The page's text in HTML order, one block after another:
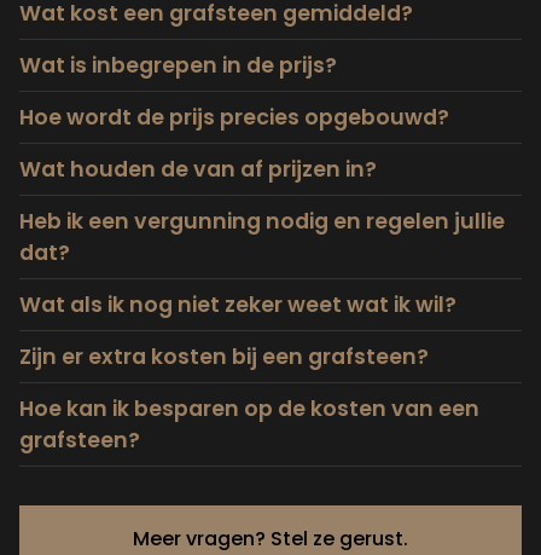
Anoniem
jullie ontvangen zijn en geholpen hebben
in het maken van de keuzes.
Anoniem
blij met dit mooie gedenkteken.
Anoniem
Wat kost een grafsteen gemiddeld?
Wat is inbegrepen in de prijs?
Hoe wordt de prijs precies opgebouwd?
Wat houden de van af prijzen in?
Heb ik een vergunning nodig en regelen jullie
dat?
Wat als ik nog niet zeker weet wat ik wil?
Zijn er extra kosten bij een grafsteen?
Hoe kan ik besparen op de kosten van een
grafsteen?
Meer vragen? Stel ze gerust.